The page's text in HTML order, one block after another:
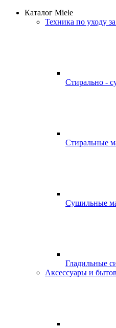
Каталог Miele
Техника по уходу
Стирально -
Стиральные
Сушильные
Гладильные
Аксессуары и